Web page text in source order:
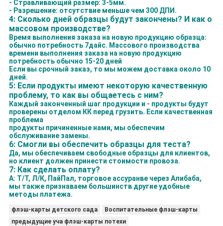
- Стравливающий размер: 3-5мм.
- Разрешение: отсутствие меньше чем 300 ДПИ.
4: Сколько дней образцы будут закончены? И как о
массовом производстве?
Время выполнения заказа на новую продукцию образца:
обычно потребность 7дайс. Массового производства
времени выполнения заказа на новую продукцию
потребность обычно 15-20 дней
Если вы срочный заказ, то мы можем доставка около 10
дней.
5: Если продукты имеют некоторую качественную
проблему, то как вы общаетесь с ним?
Каждый законченный шаг продукции и - продукты будут
проверены отделом КК перед грузить. Если качественная
проблема
продукты причиненные нами, мы обеспечим
обслуживание замены.
6: Смогли вы обеспечить образцы для теста?
Да, мы обеспечиваем свободные образцы для клиентов,
но клиент должен принести стоимости провоза.
7: Как сделать оплату?
А: Т/Т, Л/К, ПайПал, торговое ассуранве через Алибаба,
мы также признаваем большинств другие удобные
методы платежа.
флэш-карты детского сада
Воспитательные флэш-карты
предыдущие уча флэш-карты потехи